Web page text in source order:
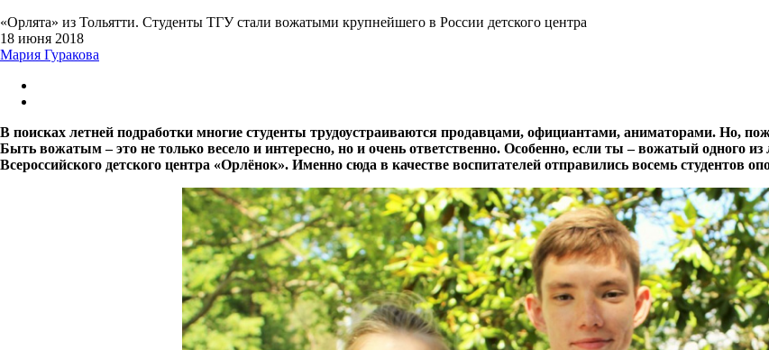
«Орлята» из Тольятти. Студенты ТГУ стали вожатыми крупнейшего в России детского центра
18 июня 2018
Мария Гуракова
В поисках летней подработки многие студенты трудоустраиваются продавцами, официантами, аниматорами. Но,
Быть вожатым – это не только весело и интересно, но и очень ответственно. Особенно, если ты – вожатый одного
Всероссийского детского центра «Орлёнок». Именно сюда в качестве воспитателей отправились восемь студентов